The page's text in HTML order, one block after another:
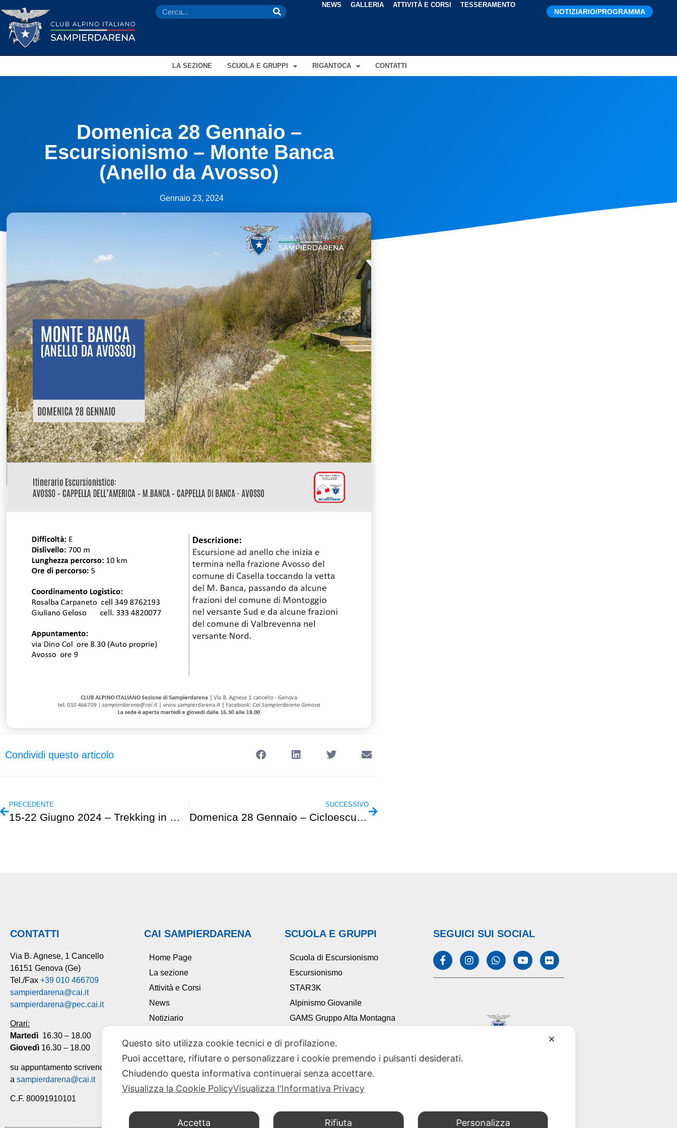
NEWS GALLERIA ATTIVITÀ E CORSI TESSERAMENTO
NOTIZIARIO/PROGRAMMA
LA SEZIONE SCUOLA E GRUPPI RIGANTOCA CONTATTI
Domenica 28 Gennaio –
Escursionismo – Monte Banca
(Anello da Avosso)
Gennaio 23, 2024
Condividi questo articolo
PRECEDENTE
15-22 Giugno 2024 – Trekking in Molise
SUCCESSIVO
Domenica 28 Gennaio – Cicloescursionismo – I Forti di Genova in mountain bike
CONTATTI
Via B. Agnese, 1 Cancello
16151 Genova (Ge)
Tel./Fax +39 010 466709
sampierdarena@cai.it
sampierdarena@pec.cai.it
Orari:
Martedì 16.30 – 18.00
Giovedì 16.30 – 18.00
su appuntamento scrivendo
a sampierdarena@cai.it
C.F. 80091910101
CAI SAMPIERDARENA
Home Page
La sezione
Attività e Corsi
News
Notiziario
Contatti
SCUOLA E GRUPPI
Scuola di Escursionismo
Escursionismo
STAR3K
Alpinismo Giovanile
GAMS Gruppo Alta Montagna
TAM Tutela Ambiente Montano
Comitato Scientifico Sezionale
SEGUICI SUI SOCIAL
✕
Questo sito utilizza cookie tecnici e di profilazione.
Puoi accettare, rifiutare o personalizzare i cookie premendo i pulsanti desiderati.
Chiudendo questa informativa continuerai senza accettare.
Visualizza la Cookie PolicyVisualizza l'Informativa Privacy
Accetta Rifiuta Personalizza